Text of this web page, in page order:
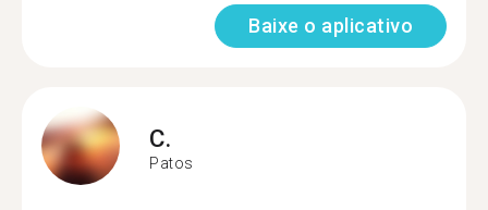
Baixe o aplicativo
C.
Patos